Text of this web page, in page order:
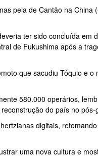
pela de Cantão na China
ter sido concluída em
de Fukushima após a
que sacudiu Tóquio e o
580.000 operários,
do país no pós-
digitais,
uma nova cultura e